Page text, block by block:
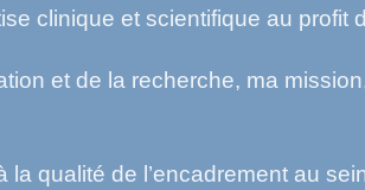
clinique et scientifique au profit
et de la recherche, ma
la qualité de l’encadrement au